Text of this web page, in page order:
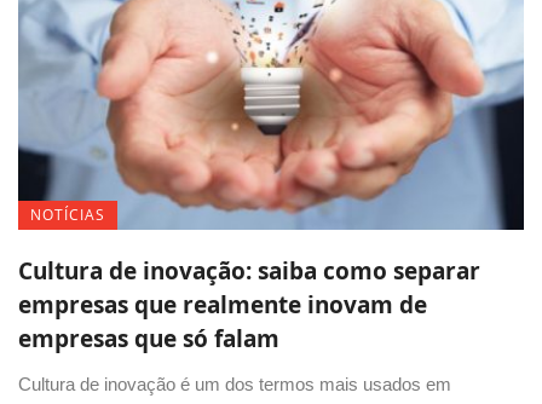
NOTÍCIAS
Cultura de inovação: saiba como separar
empresas que realmente inovam de
empresas que só falam
Cultura de inovação é um dos termos mais usados em